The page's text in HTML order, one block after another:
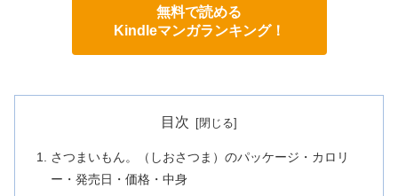
無料で読める
Kindleマンガランキング！
目次
さつまいもん。（しおさつま）のパッケージ・カロリ
ー・発売日・価格・中身